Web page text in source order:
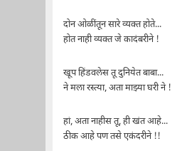
दोन ओळींतून सारे व्यक्त होते...
होत नाही व्यक्त जे कादंबरीने !
खूप हिंडवलेस तू दुनियेत बाबा...
ने मला रस्त्या, अता माझ्या घरी ने !
हां, अता नाहीस तू, ही खंत आहे...
ठीक आहे पण तसे एकंदरीने !!